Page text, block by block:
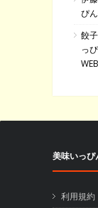
ぴ
餃
っ
美味いっぴ
利用規約